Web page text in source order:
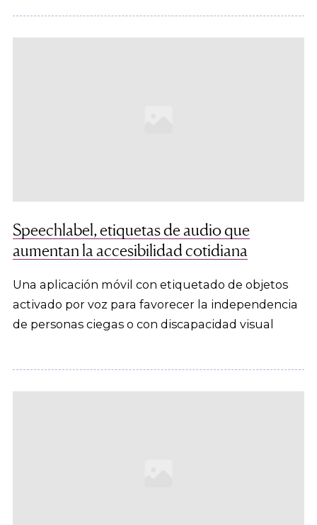
Speechlabel, etiquetas de audio que
aumentan la accesibilidad cotidiana
Una aplicación móvil con etiquetado de objetos
activado por voz para favorecer la independencia
de personas ciegas o con discapacidad visual